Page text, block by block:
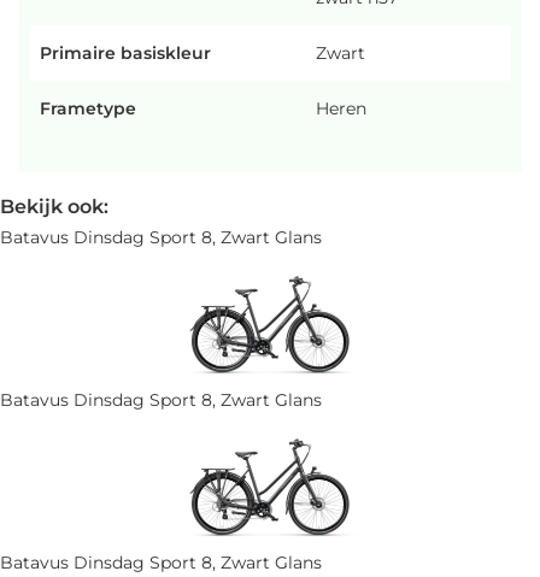
Primaire basiskleur Zwart
Frametype Heren
Bekijk ook:
Batavus Dinsdag Sport 8, Zwart Glans
Batavus Dinsdag Sport 8, Zwart Glans
Batavus Dinsdag Sport 8, Zwart Glans